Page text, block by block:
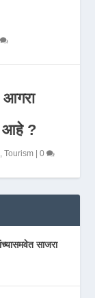
आहे ?
,Tourism |0
साजरा